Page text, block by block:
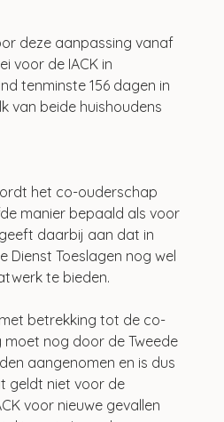
deze aanpassing vanaf
voor de IACK in
tenminste 156 dagen in
van beide huishoudens
het co-ouderschap
manier bepaald als voor
daarbij aan dat in
Dienst Toeslagen nog wel
te bieden.
betrekking tot de co-
nog door de Tweede
aangenomen en is dus
geldt niet voor de
voor nieuwe gevallen